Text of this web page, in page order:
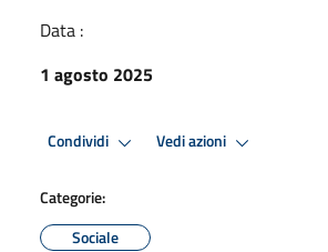
Data :
1 agosto 2025
Condividi Vedi azioni
Categorie:
Sociale